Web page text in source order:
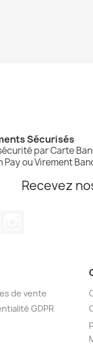
Sécurisés
par Carte
Pay ou Virement
Recevez
de vente
GDPR